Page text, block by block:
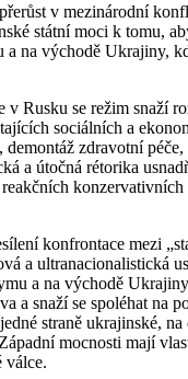
v mezinárodní
státní moci k tomu,
na východě Ukrajiny,
Rusku se režim snaží
sociálních a
zdravotní
a útočná rétorika
konzervativních
konfrontace mezi
a ultranacionalistická
a na východě
a snaží se spoléhat na
straně ukrajinské, na
mocnosti mají
válce.